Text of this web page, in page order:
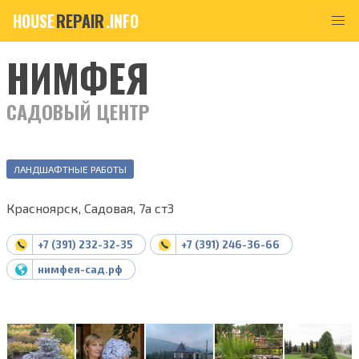
HOUSEREPAIR.INFO
НИМФЕЯ
САДОВЫЙ ЦЕНТР
ЛАНДШАФТНЫЕ РАБОТЫ
Красноярск, Садовая, 7а ст3
+7 (391) 232-32-35
+7 (391) 246-36-66
нимфея-сад.рф